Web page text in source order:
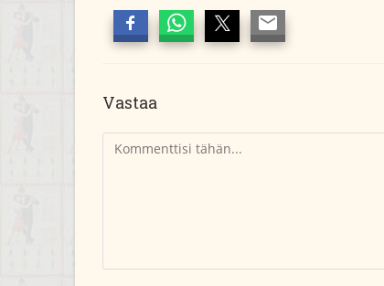
Vastaa
Kommentti